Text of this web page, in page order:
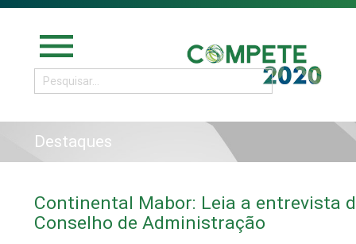
menu
Destaques
Continental Mabor: Leia a entrevista
Conselho de Administração